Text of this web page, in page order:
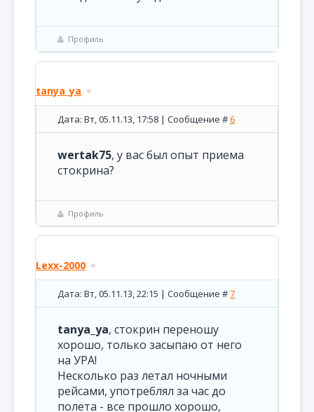
Профиль
tanya_ya
Дата: Вт, 05.11.13, 17:58 | Сообщение #6
wertak75, у вас был опыт приема
стокрина?
Профиль
Lexx-2000
Дата: Вт, 05.11.13, 22:15 | Сообщение #7
tanya_ya, стокрин переношу
хорошо, только засыпаю от него
на УРА!
Несколько раз летал ночными
рейсами, употреблял за час до
полета - все прошло хорошо,